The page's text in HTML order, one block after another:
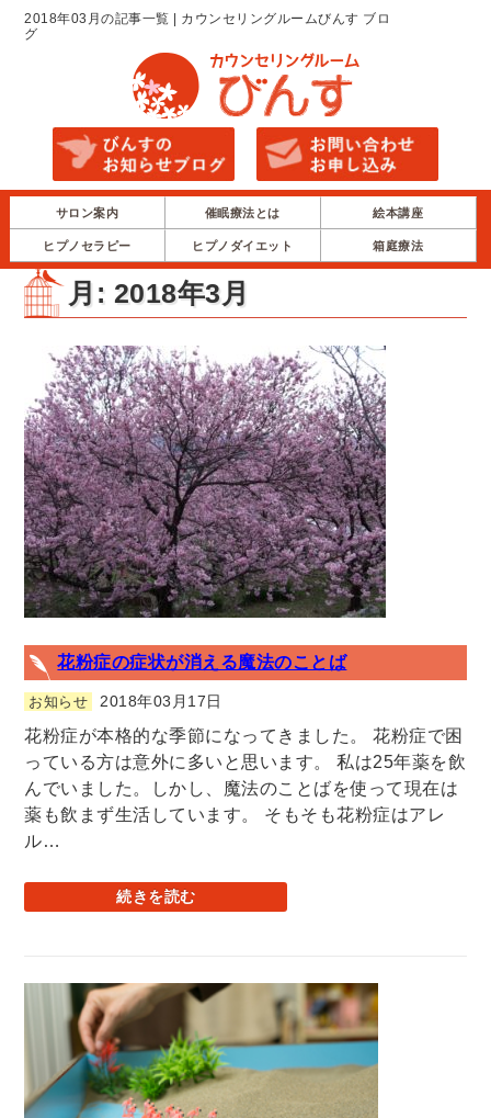
2018年03月の記事一覧 | カウンセリングルームびんす ブロ
グ
サロン案内 催眠療法とは 絵本講座
ヒプノセラピー ヒプノダイエット 箱庭療法
月: 2018年3月
花粉症の症状が消える魔法のことば
お知らせ 2018年03月17日
花粉症が本格的な季節になってきました。 花粉症で困
っている方は意外に多いと思います。 私は25年薬を飲
んでいました。しかし、魔法のことばを使って現在は
薬も飲まず生活しています。 そもそも花粉症はアレ
ル…
続きを読む